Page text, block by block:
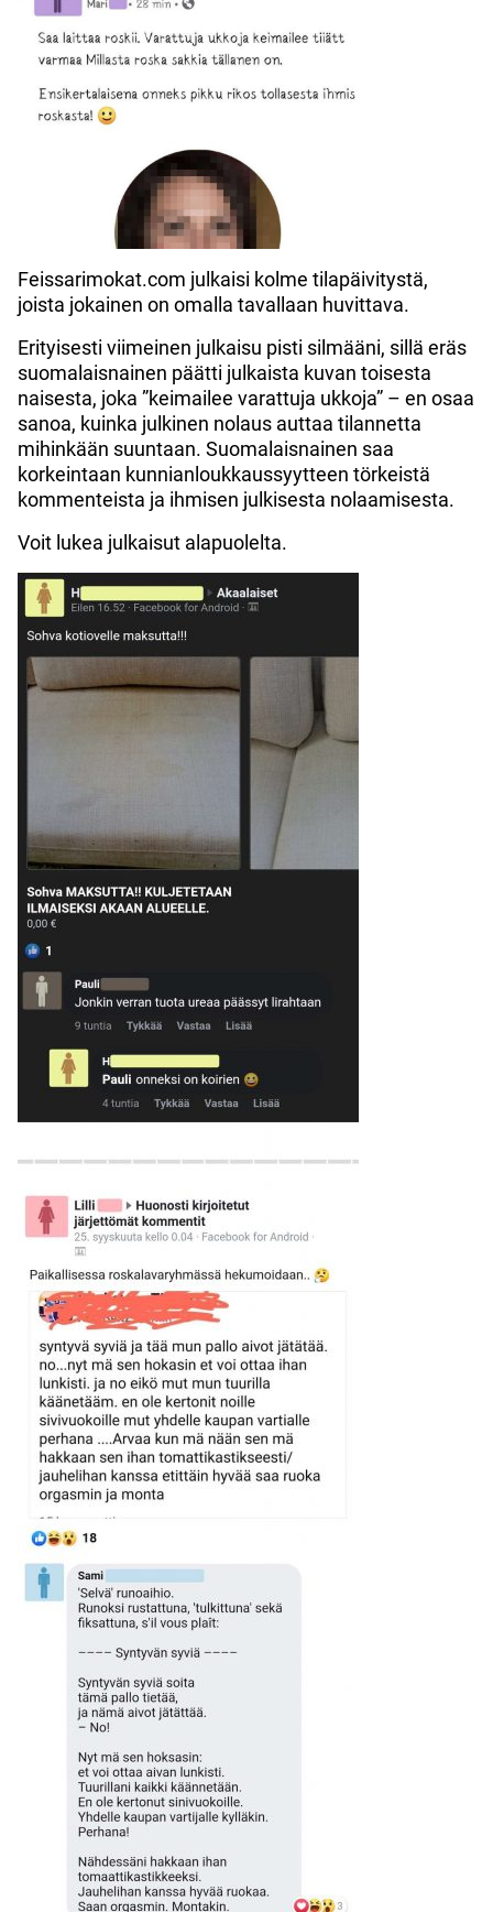
Feissarimokat.com julkaisi kolme tilapäivitystä,
joista jokainen on omalla tavallaan huvittava.
Erityisesti viimeinen julkaisu pisti silmääni, sillä eräs
suomalaisnainen päätti julkaista kuvan toisesta
naisesta, joka ”keimailee varattuja ukkoja” – en osaa
sanoa, kuinka julkinen nolaus auttaa tilannetta
mihinkään suuntaan. Suomalaisnainen saa
korkeintaan kunnianloukkaussyytteen törkeistä
kommenteista ja ihmisen julkisesta nolaamisesta.
Voit lukea julkaisut alapuolelta.